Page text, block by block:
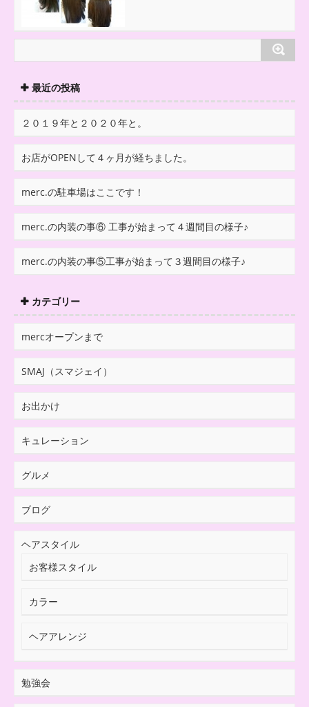
最近の投稿
２０１９年と２０２０年と。
お店がOPENして４ヶ月が経ちました。
merc.の駐車場はここです！
merc.の内装の事⑥ 工事が始まって４週間目の様子♪
merc.の内装の事⑤工事が始まって３週間目の様子♪
カテゴリー
mercオープンまで
SMAJ（スマジェイ）
お出かけ
キュレーション
グルメ
ブログ
ヘアスタイル
お客様スタイル
カラー
ヘアアレンジ
勉強会